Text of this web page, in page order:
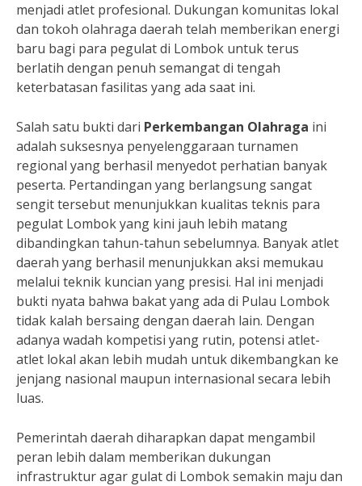
menjadi atlet profesional. Dukungan komunitas lokal
dan tokoh olahraga daerah telah memberikan energi
baru bagi para pegulat di Lombok untuk terus
berlatih dengan penuh semangat di tengah
keterbatasan fasilitas yang ada saat ini.
Salah satu bukti dari Perkembangan Olahraga ini
adalah suksesnya penyelenggaraan turnamen
regional yang berhasil menyedot perhatian banyak
peserta. Pertandingan yang berlangsung sangat
sengit tersebut menunjukkan kualitas teknis para
pegulat Lombok yang kini jauh lebih matang
dibandingkan tahun-tahun sebelumnya. Banyak atlet
daerah yang berhasil menunjukkan aksi memukau
melalui teknik kuncian yang presisi. Hal ini menjadi
bukti nyata bahwa bakat yang ada di Pulau Lombok
tidak kalah bersaing dengan daerah lain. Dengan
adanya wadah kompetisi yang rutin, potensi atlet-
atlet lokal akan lebih mudah untuk dikembangkan ke
jenjang nasional maupun internasional secara lebih
luas.
Pemerintah daerah diharapkan dapat mengambil
peran lebih dalam memberikan dukungan
infrastruktur agar gulat di Lombok semakin maju dan